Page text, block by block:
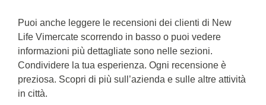
Puoi anche leggere le recensioni dei clienti di New
Life Vimercate scorrendo in basso o puoi vedere
informazioni più dettagliate sono nelle sezioni.
Condividere la tua esperienza. Ogni recensione è
preziosa. Scopri di più sull’azienda e sulle altre attività
in città.